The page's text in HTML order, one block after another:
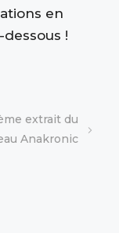
en
!
extrait du
Anakronic